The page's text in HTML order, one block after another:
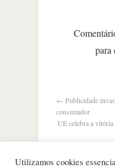
para
← Publicidade
consumidor
UE celebra a vitória
Utilizamos cookies